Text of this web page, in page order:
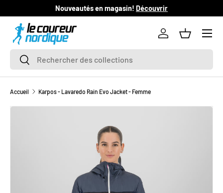
ALLER AU CONTENU
Nouveautés en magasin! Découvrir
Recherche
Rechercher
Se connecter
Panier
Accueil Karpos - Lavaredo Rain Evo Jacket - Femme